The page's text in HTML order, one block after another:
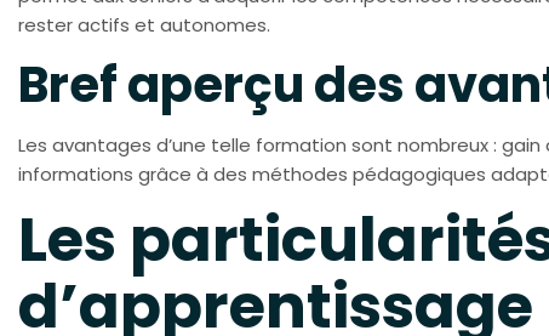
rester actifs et autonomes.
Bref aperçu des
Les avantages d’une telle formation sont nombreux :
informations grâce à des méthodes pédagogiques
Les
d’apprentissage